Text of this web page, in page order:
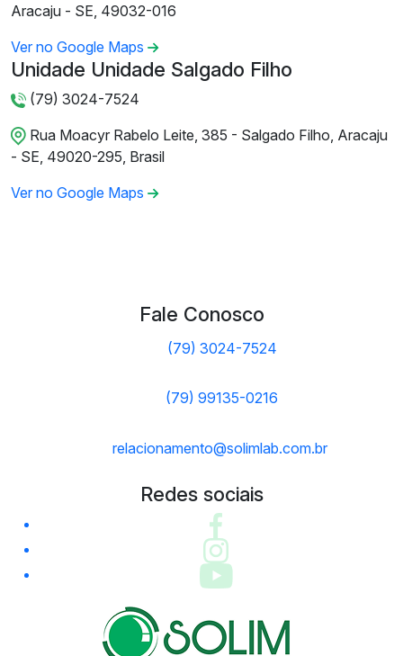
Aracaju - SE, 49032-016
Ver no Google Maps
Unidade Unidade Salgado Filho
(79) 3024-7524
Rua Moacyr Rabelo Leite, 385 - Salgado Filho, Aracaju
- SE, 49020-295, Brasil
Ver no Google Maps
Fale Conosco
(79) 3024-7524
(79) 99135-0216
relacionamento@solimlab.com.br
Redes sociais